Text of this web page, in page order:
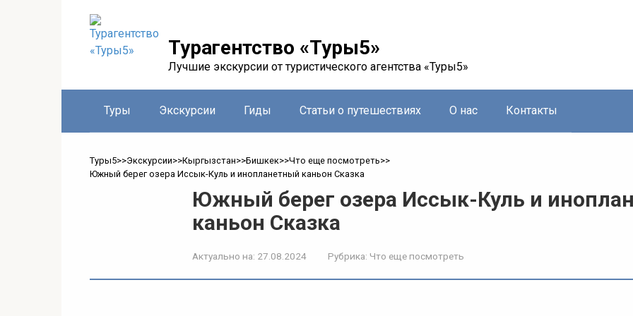
Турагентство «Туры5»
Лучшие экскурсии от туристического агентства «Туры5»
Туры Экскурсии Гиды Статьи о путешествиях О нас Контакты
Туры5>>Экскурсии>>Кыргызстан>>Бишкек>>Что еще посмотреть>>
Южный берег озера Иссык-Куль и инопланетный каньон Сказка
Южный берег озера Иссык-Куль и
каньон Сказка
Актуально на: 27.08.2024 Рубрика: Что еще посмотреть